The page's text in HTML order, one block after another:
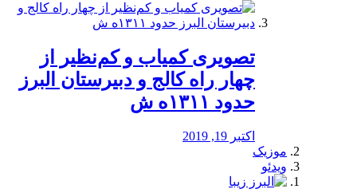
️تصویری کمیاب و کم‌نظیر از
چهار راه كالج و دبيرستان البرز
حدود ۱۳۱۱ه ش
اکتبر 19, 2019
موزیک
ویدئو